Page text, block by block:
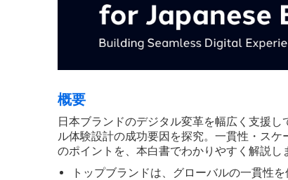
概要
日本ブランドのデジタル変革を幅広く支援
ル体験設計の成功要因を探究。一貫性・ス
のポイントを、本白書でわかりやすく解説し
トップブランドは、グローバルの一貫性